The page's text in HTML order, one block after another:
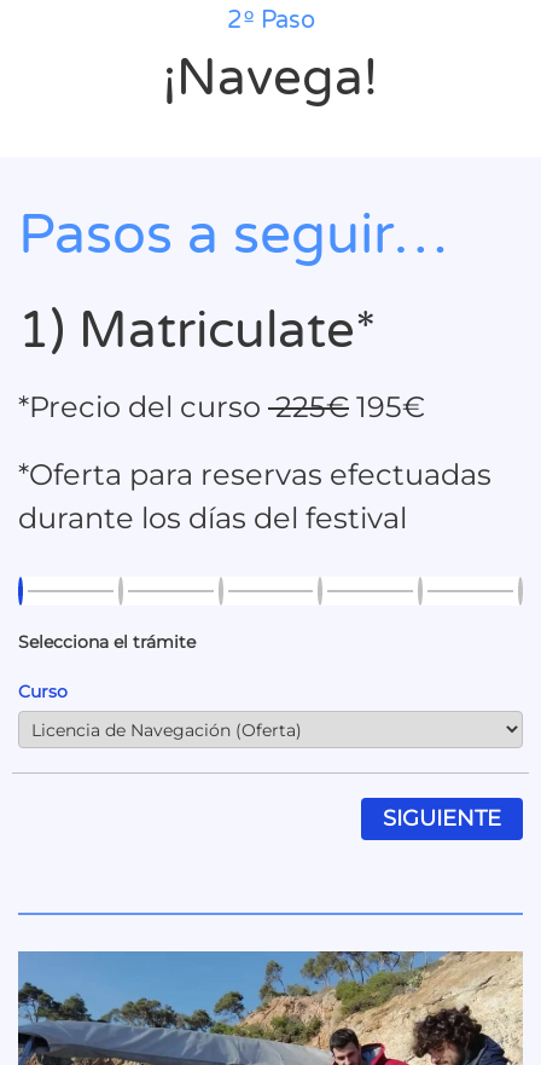
2º Paso
¡Navega!
Pasos a seguir…
1) Matriculate*
*Precio del curso 225€ 195€
*Oferta para reservas efectuadas
durante los días del festival
Selecciona el trámite
Curso
SIGUIENTE